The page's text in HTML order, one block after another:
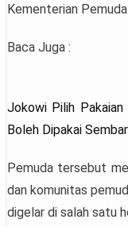
Kementerian
Baca Juga :
Jokowi Pilih
Boleh Dipakai
Pemuda tersebut
dan komunitas
digelar di salah satu